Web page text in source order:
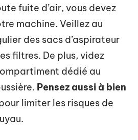
fuite d’air, vous devez
machine. Veillez au
des sacs d’aspirateur
filtres. De plus, videz
dédié au
Pensez aussi à bien
limiter les risques de